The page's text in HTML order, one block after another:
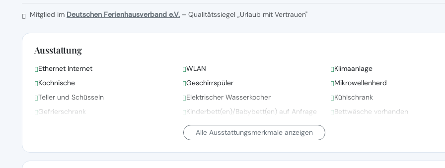
Mitglied im Deutschen Ferienhausverband e.V. – Qualitätssiegel „Urlaub mit Vertrauen"
Ausstattung
Ethernet Internet WLAN
Klimaanlage
Kochnische
Geschirrspüler
Mikrowellenherd
Teller und Schüsseln
Elektrischer Wasserkocher
Kühlschrank
Gefrierschrank
Kinderbett(en)/Babybett(en) auf Anfrage Bettwäsche vorhanden
Alle Ausstattungsmerkmale anzeigen